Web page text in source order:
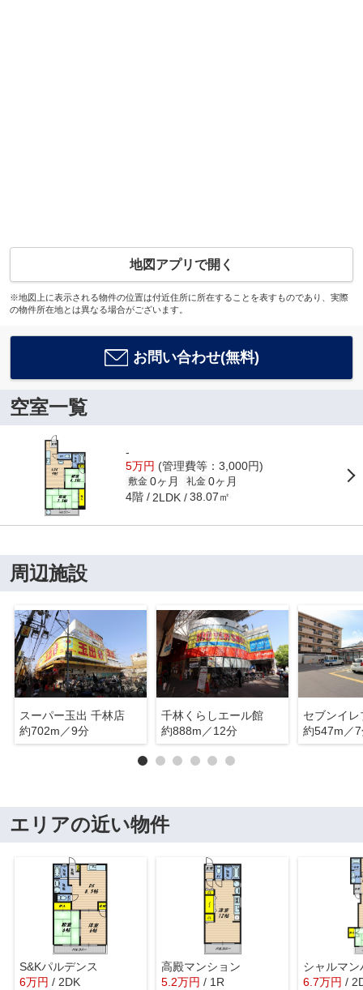
地図アプリで開く
※地図上に表示される物件の位置は付近住所に所在することを表すものであり、実際
の物件所在地とは異なる場合がございます。
お問い合わせ(無料)
空室一覧
-
5万円 (管理費等：3,000円)
敷金 0ヶ月 礼金 0ヶ月
4階 2LDK 38.07㎡
周辺施設
スーパー玉出 千林店
約702m／9分
千林くらしエール館
約888m／12分
約547m／
エリアの近い物件
S&Kパルデンス
6万円 / 2DK
高殿マンション
5.2万円 / 1R
シャルマン
6.7万円 /